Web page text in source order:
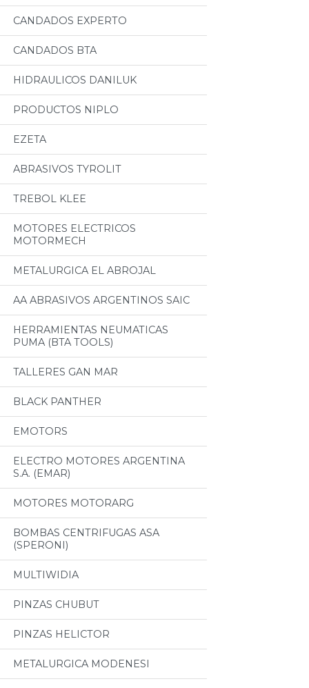
CANDADOS EXPERTO
CANDADOS BTA
HIDRAULICOS DANILUK
PRODUCTOS NIPLO
EZETA
ABRASIVOS TYROLIT
TREBOL KLEE
MOTORES ELECTRICOS
MOTORMECH
METALURGICA EL ABROJAL
AA ABRASIVOS ARGENTINOS SAIC
HERRAMIENTAS NEUMATICAS
PUMA (BTA TOOLS)
TALLERES GAN MAR
BLACK PANTHER
EMOTORS
ELECTRO MOTORES ARGENTINA
S.A. (EMAR)
MOTORES MOTORARG
BOMBAS CENTRIFUGAS ASA
(SPERONI)
MULTIWIDIA
PINZAS CHUBUT
PINZAS HELICTOR
METALURGICA MODENESI